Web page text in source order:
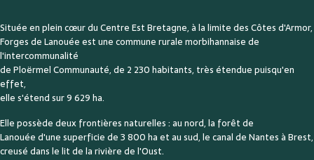
Située en plein cœur du Centre Est Bretagne, à la limite des Côtes d'Armor,
Forges de Lanouée est une commune rurale morbihannaise de
l'intercommunalité
de Ploërmel Communauté, de 2 230 habitants, très étendue puisqu'en
effet,
elle s'étend sur 9 629 ha.
Elle possède deux frontières naturelles : au nord, la forêt de
Lanouée d'une superficie de 3 800 ha et au sud, le canal de Nantes à Brest,
creusé dans le lit de la rivière de l'Oust.